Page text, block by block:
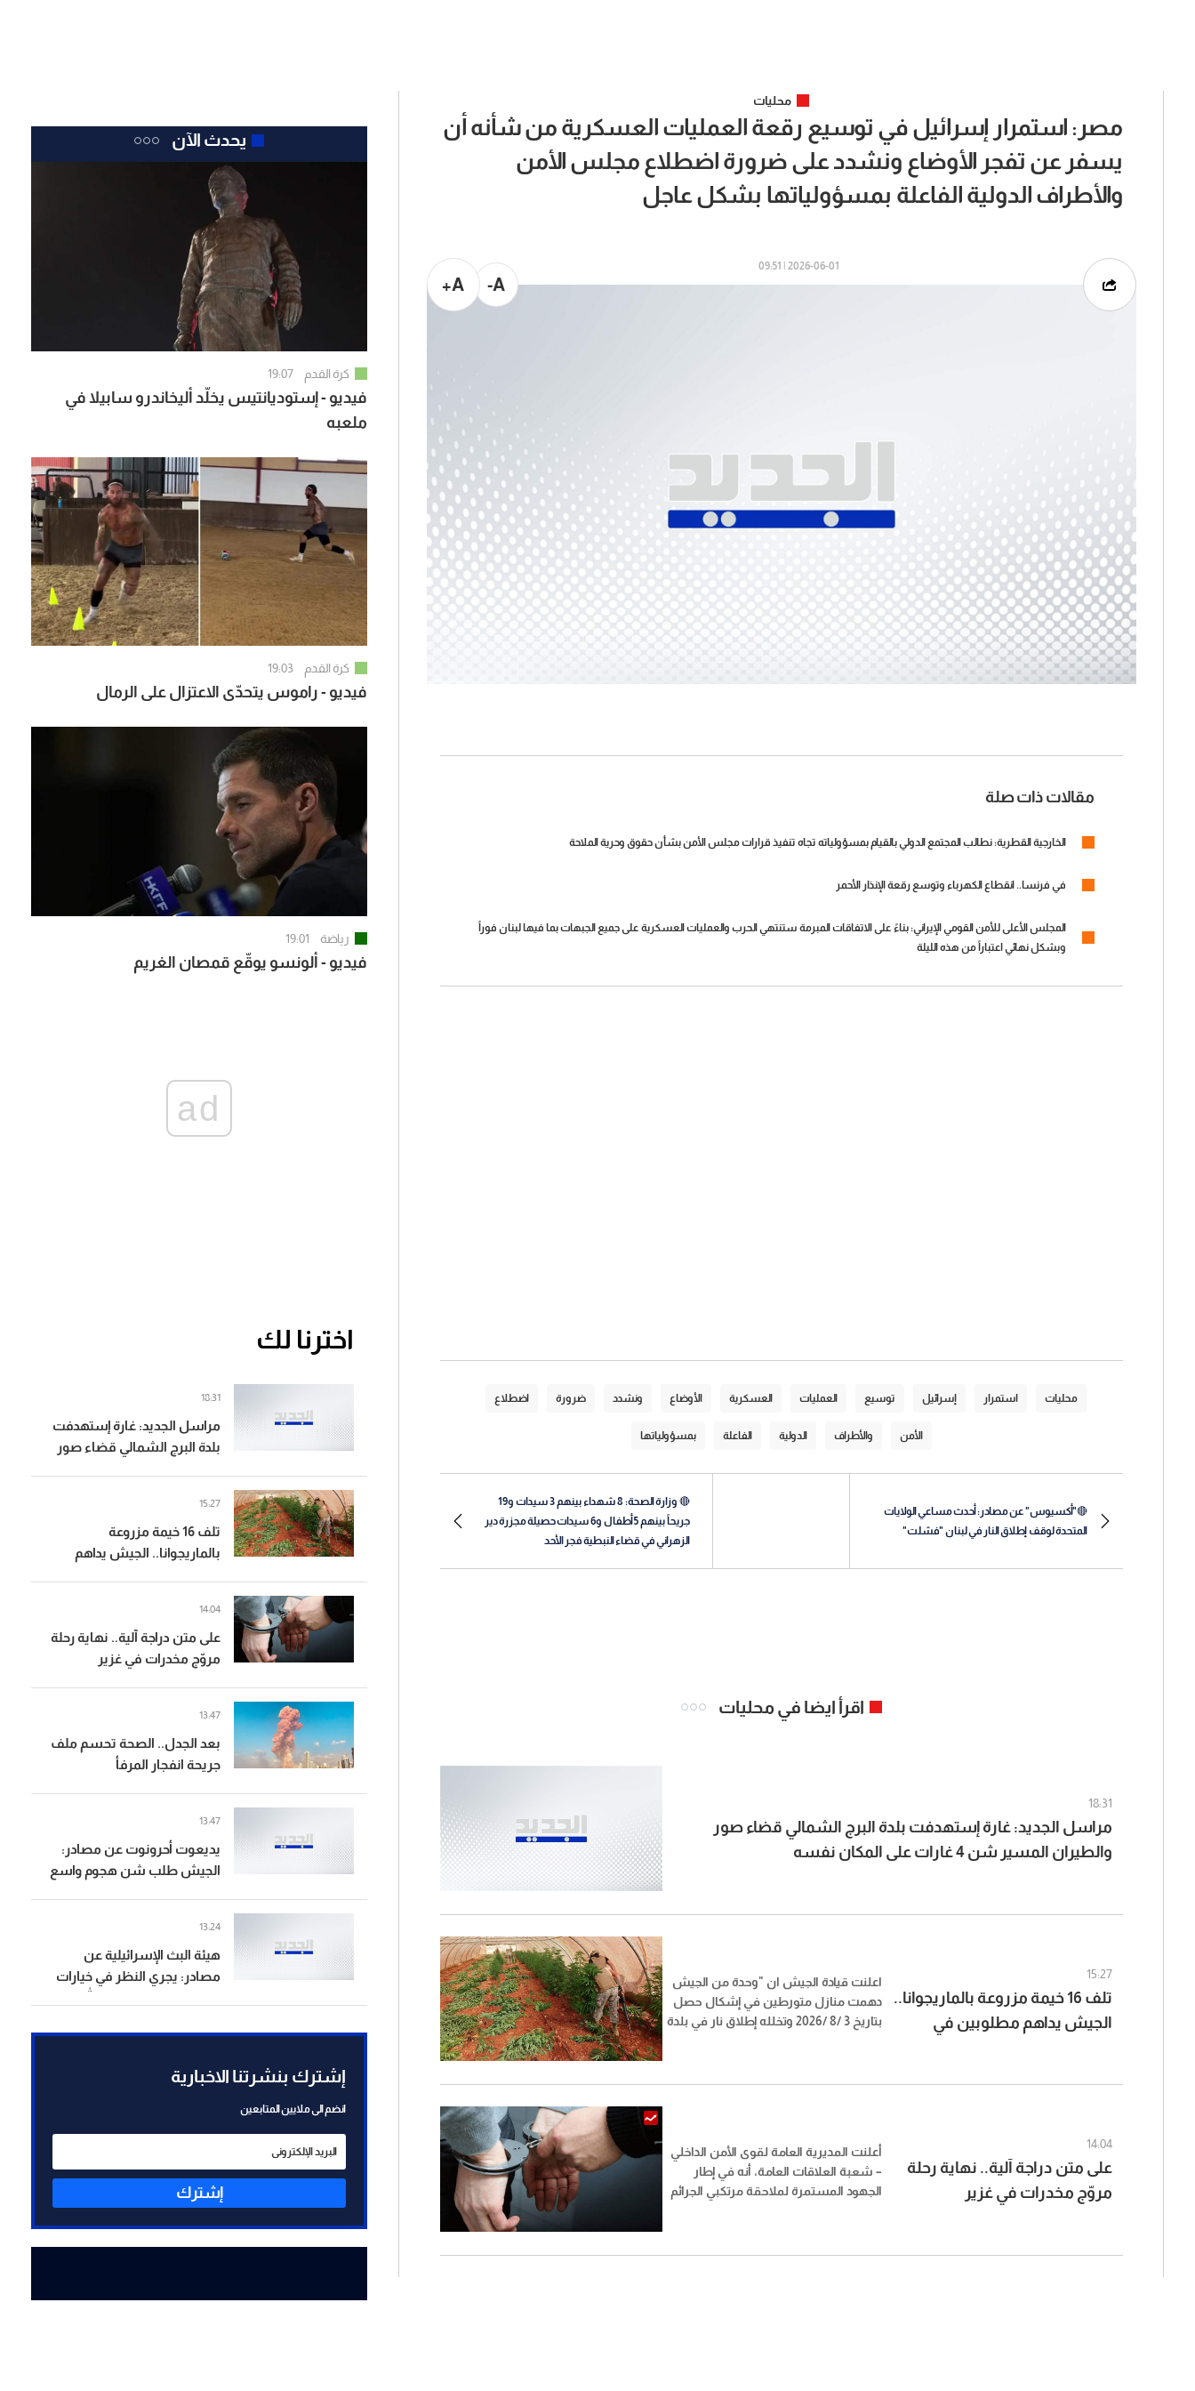
محليات
مصر: استمرار إسرائيل في توسيع رقعة العمليات العسكرية من شأنه أن
يسفر عن تفجر الأوضاع ونشدد على ضرورة اضطلاع مجلس الأمن
والأطراف الدولية الفاعلة بمسؤولياتها بشكل عاجل
2026-06-01 | 09:51
A-
A+
مقالات ذات صلة
الخارجية القطرية: نطالب المجتمع الدولي بالقيام بمسؤولياته تجاه تنفيذ قرارات مجلس الأمن بشأن حقوق وحرية الملاحة
في فرنسا.. انقطاع الكهرباء وتوسع رقعة الإنذار الأحمر
المجلس الأعلى للأمن القومي الإيراني: بناءً على الاتفاقات المبرمة ستنتهي الحرب والعمليات العسكرية على جميع الجبهات بما فيها لبنان فوراً
وبشكل نهائي اعتباراً من هذه الليلة
محليات استمرار إسرائيل توسيع العمليات العسكرية الأوضاع ونشدد ضرورة اضطلاع
الأمن والأطراف الدولية الفاعلة بمسؤولياتها
🔴"أكسيوس" عن مصادر: أحدث مساعي الولايات
المتحدة لوقف إطلاق النار في لبنان "فشلت"
🔴 وزارة الصحة: 8 شهداء بينهم 3 سيدات و19
جريحاً بينهم 5 أطفال و6 سيدات حصيلة مجزرة دير
الزهراني في قضاء النبطية فجر الأحد
اقرأ ايضا في محليات
18:31
مراسل الجديد: غارة إستهدفت بلدة البرج الشمالي قضاء صور
والطيران المسير شن 4 غارات على المكان نفسه
15:27
تلف 16 خيمة مزروعة بالماريجوانا..
الجيش يداهم مطلوبين في
اعلنت قيادة الجيش ان "وحدة من الجيش
دهمت منازل متورطين في إشكال حصل
بتاريخ 3 /8 /2026 وتخلله إطلاق نار في بلدة
14:04
على متن دراجة آلية.. نهاية رحلة
مروّج مخدرات في غزير
أعلنت المديرية العامة لقوى الأمن الداخلي
– شعبة العلاقات العامة، أنه في إطار
الجهود المستمرة لملاحقة مرتكبي الجرائم
يحدث الآن
كرة القدم 19:07
فيديو - إستوديانتيس يخلّد أليخاندرو سابيلا في
ملعبه
كرة القدم 19:03
فيديو - راموس يتحدّى الاعتزال على الرمال
رياضة 19:01
فيديو - ألونسو يوقّع قمصان الغريم
ad
اخترنا لك
مراسل الجديد: غارة إستهدفت
بلدة البرج الشمالي قضاء صور
18:31
تلف 16 خيمة مزروعة
بالماريجوانا.. الجيش يداهم
15:27
على متن دراجة آلية.. نهاية رحلة
مروّج مخدرات في غزير
14:04
بعد الجدل.. الصحة تحسم ملف
جريحة انفجار المرفأ
13:47
يديعوت أحرونوت عن مصادر:
الجيش طلب شن هجوم واسع
الهجوم
13:47
هيئة البث الإسرائيلية عن
مصادر: يجري النظر في خيارات
السياسي للموافقة عليها
13:24
إشترك بنشرتنا الاخبارية
انضم الى ملايين المتابعين
إشترك